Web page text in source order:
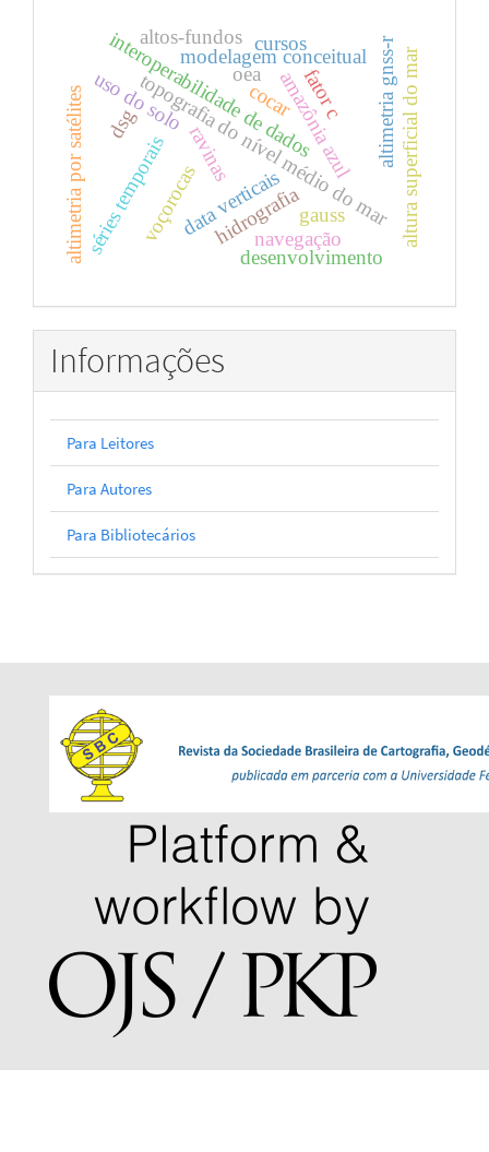
data verticais
topografia do nível médio do mar
amazônia azul
voçorocas
ravinas
uso do solo
altimetria por satélites altura superficial do mar
interoperabilidade de dados
modelagem conceitual
séries temporais
altimetria gnss-r
hidrografia
altos-fundos
navegação
cocar
dsg
fator c
gauss
desenvolvimento
oea
cursos
Informações
Para Leitores
Para Autores
Para Bibliotecários